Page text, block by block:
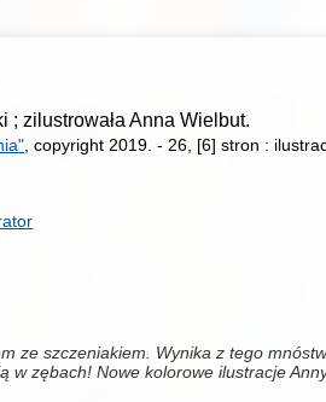
; zilustrowała Anna Wielbut.
, copyright 2019.- 26, [6] stron :
ze szczeniakiem. Wynika z tego
w zębach! Nowe kolorowe ilustracje